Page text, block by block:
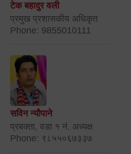
टेक बहादुर वली
प्रमुख प्रशासकीय अधिकृत
Phone: 9855010111
सविन न्यौपाने
प्रबक्ता, वडा १ नं. अध्यक्ष
Phone: ९८५५०६७३३७